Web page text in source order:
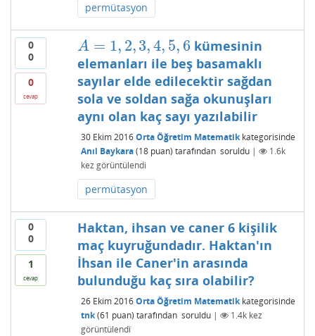
permütasyon
0
0
0
cevap
A = 1, 2,3,4, 5, 6
A= 1,2 ,3, 4,5 ,6
kümesinin
elemanları ile beş basamaklı
sayılar elde edilecektir sağdan
sola ve soldan sağa okunuşları
aynı olan kaç sayı yazılabilir
30 Ekim 2016 Orta Öğretim Matematikkategorisinde
Anıl Baykara (18puan) tarafından soruldu |
1.6k
kez görüntülendi
permütasyon
0
0
1
cevap
Haktan, ihsan ve caner 6 kişilik
maç kuyruğundadır. Haktan'ın
İhsan ile Caner'in arasında
bulunduğu kaç sıra olabilir?
26 Ekim 2016 Orta Öğretim Matematikkategorisinde
tnk (61 puan) tarafından soruldu | 1.4kkez
görüntülendi